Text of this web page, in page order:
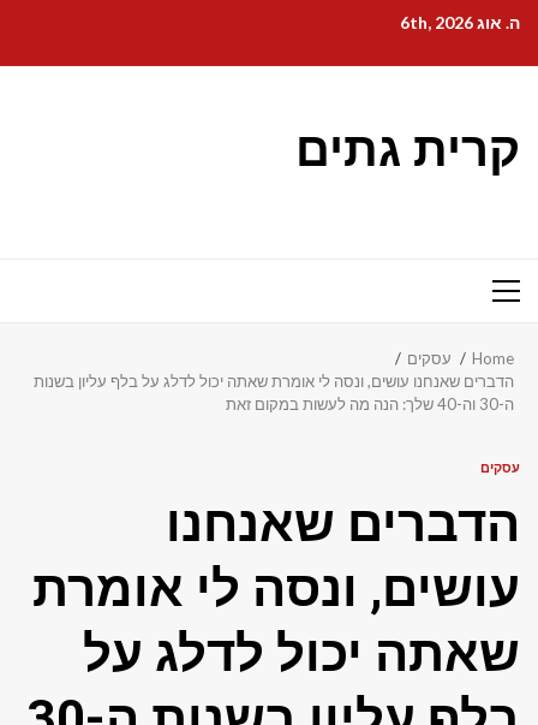
content
ה. אוג 6th, 2026
קרית גתים
Primary
Home
עסקים
הדברים שאנחנו עושים, ונסה לי אומרת שאתה יכול לדלג על בלף עליון בשנות
ה-30 וה-40 שלך: הנה מה לעשות במקום זאת
עסקים
הדברים שאנחנו
עושים, ונסה לי אומרת
שאתה יכול לדלג על